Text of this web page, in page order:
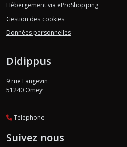
Hébergement via eProShopping
Gestion des cookies
Données personnelles
Didippus
9 rue Langevin
51240 Omey
Téléphone
Suivez nous